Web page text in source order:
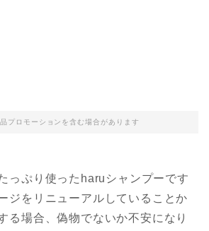
プロモーションを含む場合があります
っぷり使ったharuシャンプーです
ジをリニューアルしていることか
る場合、偽物でないか不安になり